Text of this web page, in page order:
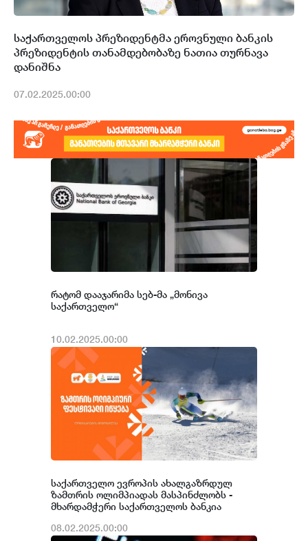
რატომ დააჯარიმა სებ-მა „მონივა
საქართველო“
10.02.2025.00:00
საქართველო ევროპის ახალგაზრდულ
ზამთრის ოლიმპიადას მასპინძლობს -
მხარდამჭერი საქართველოს ბანკია
08.02.2025.00:00
საქართველოს პრეზიდენტმა ეროვნული ბანკის
პრეზიდენტის თანამდებობაზე ნათია თურნავა
დანიშნა
07.02.2025.00:00